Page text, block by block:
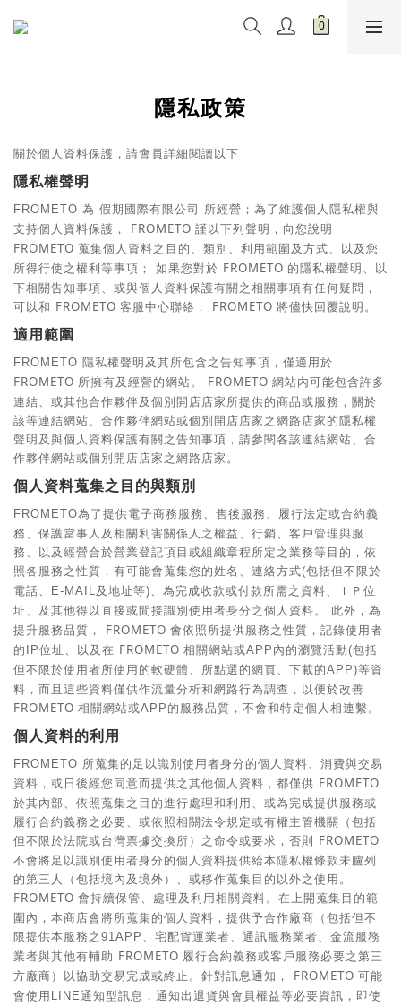
隱私政策
關於個人資料保護，請會員詳細閱讀以下
隱私權聲明
FROMETO 為 假期國際有限公司 所經營；為了維護個人隱私權與
支持個人資料保護，
FROMETO 謹以下列聲明，向您說明
FROMETO 蒐集個人資料之目的、類別、利用範圍及方式、以及您
所得行使之權利等事項；
如果您對於 FROMETO 的隱私權聲明、以
下相關告知事項、或與個人資料保護有關之相關事項有任何疑問，
可以和 FROMETO 客服中心聯絡， FROMETO 將儘快回覆說明。
適用範圍
FROMETO 隱私權聲明及其所包含之告知事項，僅適用於
FROMETO 所擁有及經營的網站。 FROMETO 網站內可能包含許多
連結、或其他合作夥伴及個別開店店家所提供的商品或服務，關於
該等連結網站、合作夥伴網站或個別開店店家之網路店家的隱私權
聲明及與個人資料保護有關之告知事項，請參閱各該連結網站、合
作夥伴網站或個別開店店家之網路店家。
個人資料蒐集之目的與類別
FROMETO為了提供電子商務服務、售後服務、履行法定或合約義
務、保護當事人及相關利害關係人之權益、行銷、客戶管理與服
務、以及經營合於營業登記項目或組織章程所定之業務等目的，依
照各服務之性質，有可能會蒐集您的姓名、連絡方式(包括但不限於
電話、
E-MAIL及地址等)、為完成收款或付款所需之資料、ＩＰ位
址、及其他得以直接或間接識別使用者身分之個人資料。
此外，為
提升服務品質，
FROMETO 會依照所提供服務之性質，記錄使用者
的 IP位址、以及在 FROMETO 相關網站或APP 內的瀏覽活動(包括
但不限於使用者所使用的軟硬體、所點選的網頁、下載的APP)等資
料，而且這些資料僅供作流量分析和網路行為調查，以便於改善
FROMETO 相關網站或APP 的服務品質，不會和特定個人相連繫。
個人資料的利用
FROMETO 所蒐集的足以識別使用者身分的個人資料、消費與交易
資料，或日後經您同意而提供之其他個人資料，都僅供 FROMETO
於其內部、依照蒐集之目的進行處理和利用、或為完成提供服務或
履行合約義務之必要、或依照相關法令規定或有權主管機關（包括
但不限於法院或台灣票據交換所）之命令或要求，否則 FROMETO
不會將足以識別使用者身分的個人資料提供給本隱私權條款未臚列
的第三人（包括境內及境外）、或移作蒐集目的以外之使用。
FROMETO 會持續保管、處理及利用相關資料。在上開蒐集目的範
圍內，本商店會將所蒐集的個人資料，提供予合作廠商（包括但不
限提供本服務之 91APP 、宅配貨運業者、通訊服務業者、金流服務
業者與其他有輔助 FROMETO 履行合約義務或客戶服務必要之第三
方廠商）以協助交易完成或終止。針對訊息通知，
FROMETO 可能
會使用 LINE通知型訊息，通知出退貨與會員權益等必要資訊，即使